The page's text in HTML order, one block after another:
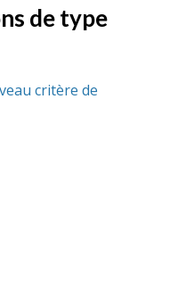
de type
critère de